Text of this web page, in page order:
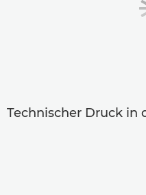
Technischer Druck in